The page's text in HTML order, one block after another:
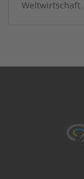
Weltwirtschaft.